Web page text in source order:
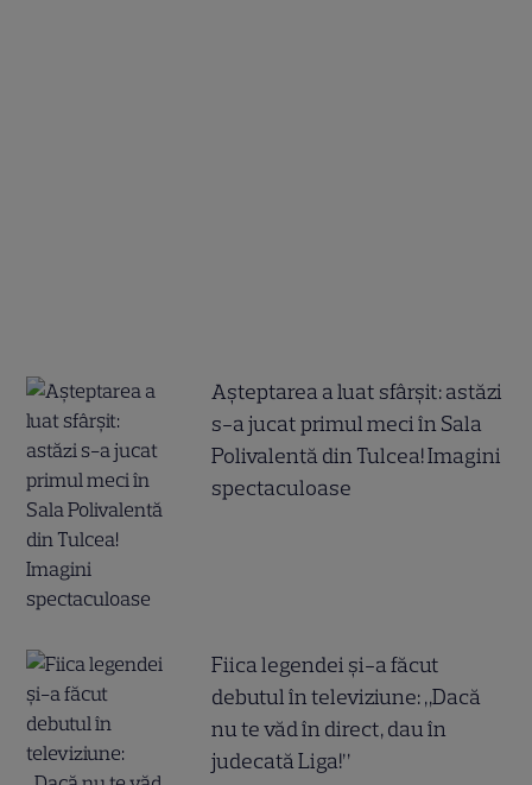
Așteptarea a luat sfârșit: astăzi
s-a jucat primul meci în Sala
Polivalentă din Tulcea! Imagini
spectaculoase
Fiica legendei și-a făcut
debutul în televiziune: „Dacă
nu te văd în direct, dau în
judecată Liga!”